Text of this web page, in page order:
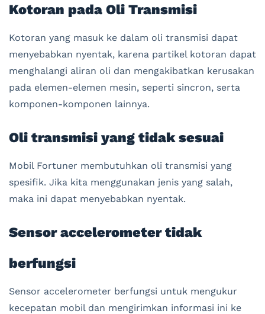
Kotoran pada Oli Transmisi
Kotoran yang masuk ke dalam oli transmisi dapat
menyebabkan nyentak, karena partikel kotoran dapat
menghalangi aliran oli dan mengakibatkan kerusakan
pada elemen-elemen mesin, seperti sincron, serta
komponen-komponen lainnya.
Oli transmisi yang tidak sesuai
Mobil Fortuner membutuhkan oli transmisi yang
spesifik. Jika kita menggunakan jenis yang salah,
maka ini dapat menyebabkan nyentak.
Sensor accelerometer tidak
berfungsi
Sensor accelerometer berfungsi untuk mengukur
kecepatan mobil dan mengirimkan informasi ini ke